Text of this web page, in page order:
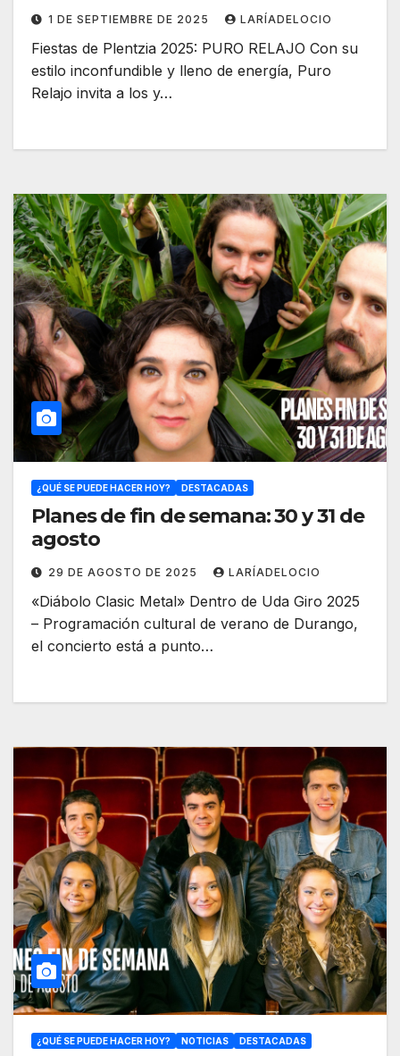
1 DE SEPTIEMBRE DE 2025 LARÍADELOCIO
Fiestas de Plentzia 2025: PURO RELAJO Con su
estilo inconfundible y lleno de energía, Puro
Relajo invita a los y…
¿QUÉ SE PUEDE HACER HOY? DESTACADAS
Planes de fin de semana: 30 y 31 de
agosto
29 DE AGOSTO DE 2025 LARÍADELOCIO
«Diábolo Clasic Metal» Dentro de Uda Giro 2025
– Programación cultural de verano de Durango,
el concierto está a punto…
¿QUÉ SE PUEDE HACER HOY? NOTICIAS DESTACADAS